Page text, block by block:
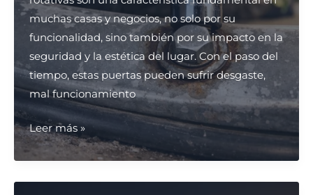
muchas casas y negocios, no solo por su
funcionalidad, sino también por su impacto en la
seguridad y la estética del lugar. Con el paso del
tiempo, estas puertas pueden sufrir desgaste,
mal funcionamiento
¿Dónde
se
puede
reparar
Leer más »